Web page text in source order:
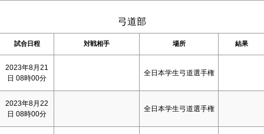
弓道部
試合日程 対戦相手 場所 結果
2023年8月21
日 08時00分
全日本学生弓道選手権
2023年8月22
日 08時00分
全日本学生弓道選手権